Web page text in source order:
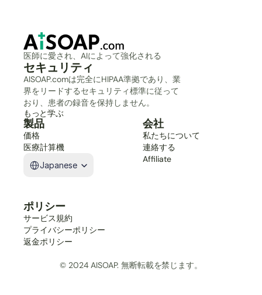
医師に愛され、AIによって強化される
セキュリティ
AISOAP.comは完全にHIPAA準拠であり、業
界をリードするセキュリティ標準に従って
おり、患者の録音を保持しません。
もっと学ぶ
製品
価格
医療計算機
Japanese
会社
私たちについて
連絡する
Affiliate
ポリシー
サービス規約
プライバシーポリシー
返金ポリシー
© 2024 AISOAP. 無断転載を禁じます。